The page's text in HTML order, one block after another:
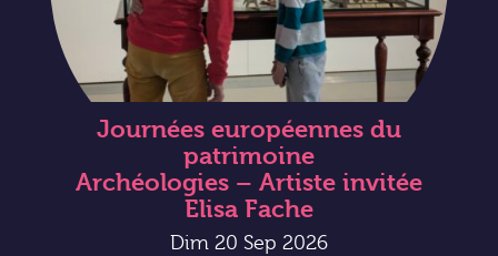
Journées européennes du
patrimoine
Archéologies – Artiste invitée
Elisa Fache
Dim 20 Sep 2026